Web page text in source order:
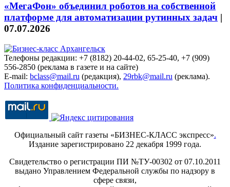
«МегаФон» объединил роботов на собственной
платформе для автоматизации рутинных задач |
07.07.2026
Телефоны редакции: +7 (8182) 20-44-02, 65-25-40, +7 (909)
556-2850 (реклама в газете и на сайте)
E-mail: bclass@mail.ru (редакция), 29rbk@mail.ru (реклама).
Политика конфиденциальности.
Официальный сайт газеты «БИЗНЕС-КЛАСС экспресс».
Издание зарегистрировано 22 декабря 1999 года.
Свидетельство о регистрации ПИ №ТУ-00302 от 07.10.2011
выдано Управлением Федеральной службы по надзору в
сфере связи,